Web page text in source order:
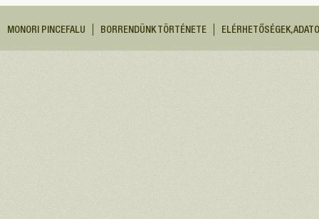
MONORI PINCEFALU BORRENDÜNK TÖRTÉNETE ELÉRHETŐSÉGEK,